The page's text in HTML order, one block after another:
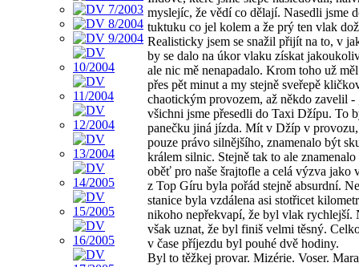
myslejíc, že vědí co dělají. Nasedli jsme
tuktuku co jel kolem a že prý ten vlak
Realisticky jsem se snažil přijít na to, v
by se dalo na úkor vlaku získat
ale nic mě nenapadalo. Krom toho už
přes pět minut a my stejně sveřepě
chaotickým provozem, až někdo zavelil -
všichni jsme přesedli do Taxi Džípu. To
panečku jiná jízda. Mít v Džíp v
pouze právo silnějšího, znamenalo být
králem silnic. Stejně tak to ale
oběť pro naše šrajtofle a celá výzva jako
z Top Gíru byla pořád stejně absurdní.
stanice byla vzdálena asi stotřicet
nikoho nepřekvapí, že byl vlak rychlejší.
však uznat, že byl finiš velmi těsný.
v čase příjezdu byl pouhé dvě hodiny.
Byl to těžkej provar. Mizérie. Voser.